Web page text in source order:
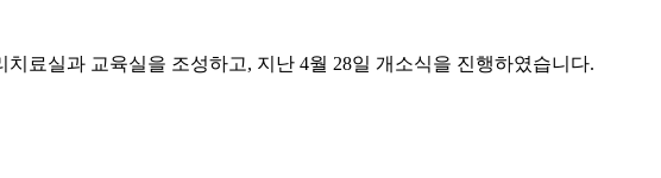
료실과 교육실을 조성하고, 지난 4월 28일 개소식을 진행하였습니다.